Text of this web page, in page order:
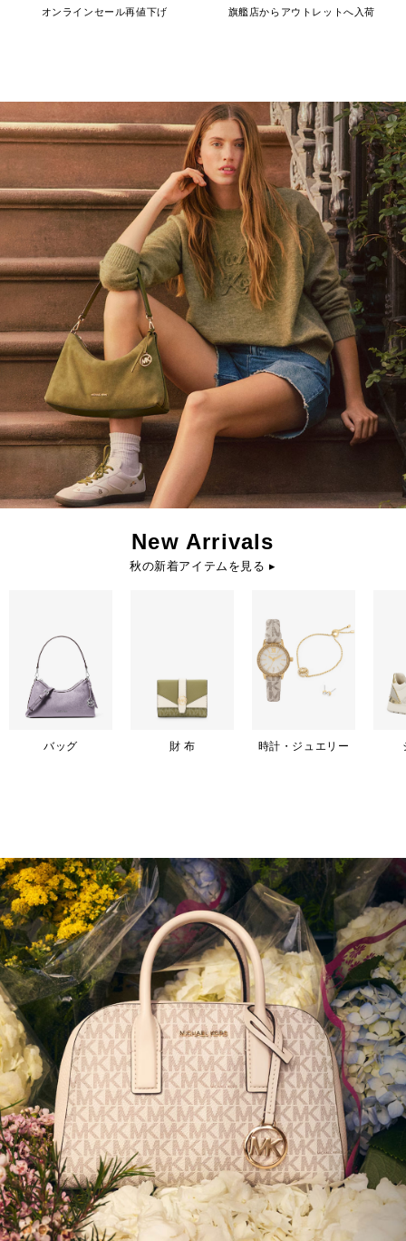
オンラインセール再値下げ 旗艦店からアウトレットへ入荷
New Arrivals
秋の新着アイテムを見る ▸
バッグ 財 布 時計・ジュエリー